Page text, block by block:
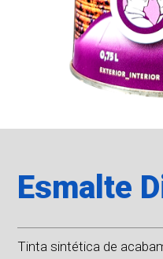
Esmalte
Tinta sintética de